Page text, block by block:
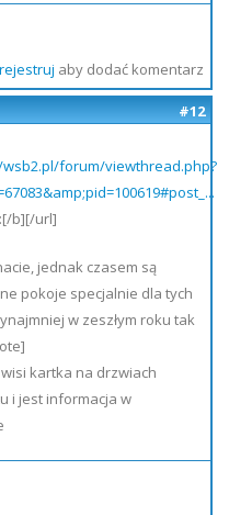
aby dodać komentarz
#12
forum/viewthread.php?
b][/url]
jednak czasem są
pokoje specjalnie dla tych
w zeszłym roku tak
kartka na drzwiach
i jest informacja w